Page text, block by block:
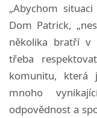
„Abychom
Dom Patrick,
několika bratří v
třeba
komunitu,
mnoho
odpovědnost a